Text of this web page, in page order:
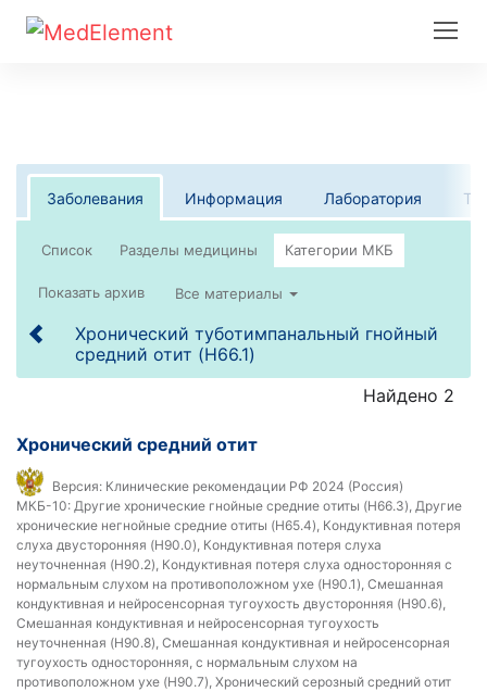
Заболевания Информация Лаборатория
Список
Все материалы
Хронический туботимпанальный гнойный
средний отит (H66.1)
Найдено 2
Хронический средний отит
Версия: Клинические рекомендации РФ 2024 (Россия)
МКБ-10: Другие хронические гнойные средние отиты (H66.3), Другие
хронические негнойные средние отиты (H65.4), Кондуктивная потеря
слуха двусторонняя (H90.0), Кондуктивная потеря слуха
неуточненная (H90.2), Кондуктивная потеря слуха односторонняя с
нормальным слухом на противоположном ухе (H90.1), Смешанная
кондуктивная и нейросенсорная тугоухость двусторонняя (H90.6),
Смешанная кондуктивная и нейросенсорная тугоухость
неуточненная (H90.8), Смешанная кондуктивная и нейросенсорная
тугоухость односторонняя, с нормальным слухом на
противоположном ухе (H90.7), Хронический серозный средний отит